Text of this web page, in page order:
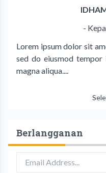
-
Lorem ipsum dolor sit
sed do eiusmod
magna aliqua....
Berlangganan